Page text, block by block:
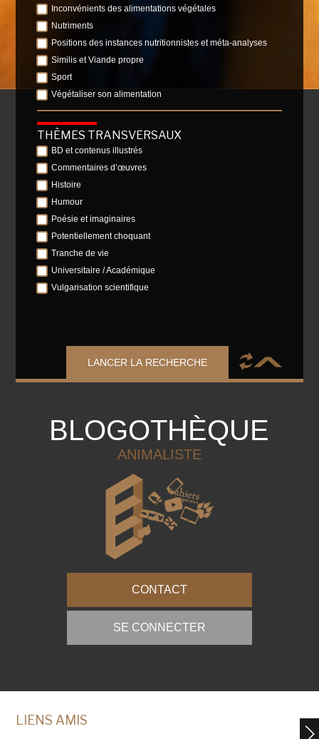
Inconvénients des alimentations végétales
Nutriments
Positions des instances nutritionnistes et méta-analyses
Similis et Viande propre
Sport
Végétaliser son alimentation
THÈMES TRANSVERSAUX
BD et contenus illustrés
Commentaires d’œuvres
Histoire
Humour
Poésie et imaginaires
Potentiellement choquant
Tranche de vie
Universitaire / Académique
Vulgarisation scientifique
LANCER LA RECHERCHE
BLOGOTHÈQUE
ANIMALISTE
CONTACT
SE CONNECTER
LIENS AMIS